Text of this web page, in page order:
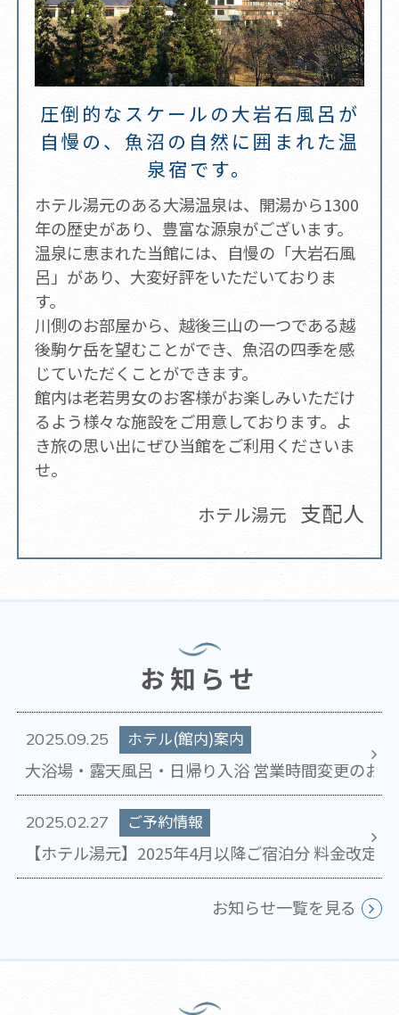
圧倒的なスケールの大岩石風呂が
自慢の、魚沼の自然に囲まれた温
泉宿です。
ホテル湯元のある大湯温泉は、開湯から1300
年の歴史があり、豊富な源泉がございます。
温泉に恵まれた当館には、自慢の「大岩石風
呂」があり、大変好評をいただいておりま
す。
川側のお部屋から、越後三山の一つである越
後駒ケ岳を望むことができ、魚沼の四季を感
じていただくことができます。
館内は老若男女のお客様がお楽しみいただけ
るよう様々な施設をご用意しております。よ
き旅の思い出にぜひ当館をご利用くださいま
せ。
ホテル湯元 支配人
お知らせ
2025.09.25 ホテル(館内)案内
大浴場・露天風呂・日帰り入浴 営業時間変更のお
2025.02.27 ご予約情報
【ホテル湯元】2025年4月以降ご宿泊分 料金改定
お知らせ一覧を見る